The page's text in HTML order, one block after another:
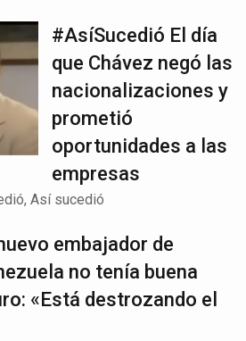
#AsíSucedió El día
que Chávez negó las
nacionalizaciones y
prometió
oportunidades a las
empresas
,Así sucedió
embajador de
no tenía buena
«Está destrozando el